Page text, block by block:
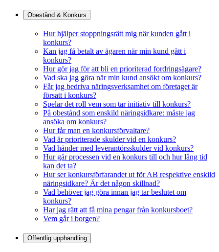
Obestånd & Konkurs
Hur hjälper stoppningsrätt mig när kunden gått i
konkurs?
Kan jag få betalt av ägaren när min kund gått i
konkurs?
Hur gör jag för att bli en prioriterad fordringsägare?
Vad ska jag göra när min kund ansökt om konkurs?
Får jag bedriva näringsverksamhet om företaget är
försatt i konkurs?
Spelar det roll vem som tar initiativ till konkurs?
På obestånd som enskild näringsidkare: måste jag
ansöka om konkurs?
Hur får man en konkursförvaltare?
Vad är prioriterade skulder vid en konkurs?
Vad händer med leverantörsskulder vid konkurs?
Hur går processen vid en konkurs till och hur lång tid
kan det ta?
Hur ser konkursförfarandet ut för AB respektive enskild
näringsidkare? Är det någon skillnad?
Vad behöver jag göra innan jag tar beslutet om
konkurs?
Har jag rätt att få mina pengar från konkursboet?
Vem går i borgen?
Offentlig upphandling